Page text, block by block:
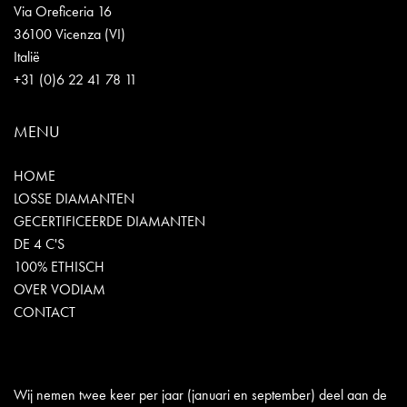
Via Oreficeria 16
36100 Vicenza (VI)
Italië
+31 (0)6 22 41 78 11
MENU
HOME
LOSSE DIAMANTEN
GECERTIFICEERDE DIAMANTEN
DE 4 C'S
100% ETHISCH
OVER VODIAM
CONTACT
Wij nemen twee keer per jaar (januari en september) deel aan de